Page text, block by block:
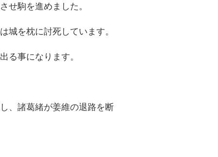
せ駒を進めました。
は城を枕に討死しています。
る事になります。
、諸葛緒が姜維の退路を断